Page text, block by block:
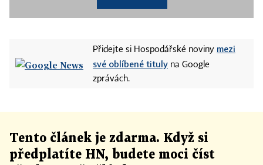
Přidejte si Hospodářské noviny mezi
své oblíbené tituly na Google
zprávách.
Tento článek je zdarma. Když si
předplatíte HN, budete moci číst